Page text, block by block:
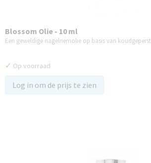
Blossom Olie - 10 ml
Een geweldige nagelriemolie op basis van
✓ Op voorraad
Log in om de prijs te zien